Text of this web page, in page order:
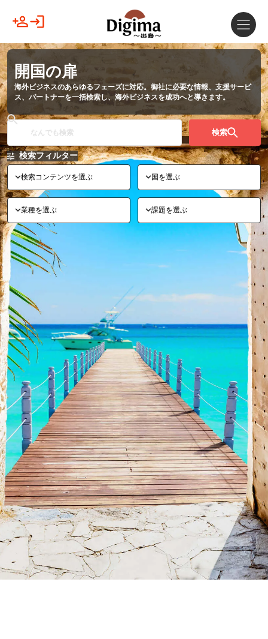
開国の扉
海外ビジネスのあらゆるフェーズに対応。御社に必要な情報、支援サービ
ス、パートナーを一括検索し、海外ビジネスを成功へと導きます。
検索
検索フィルター
検索コンテンツを選ぶ 国を選ぶ
業種を選ぶ 課題を選ぶ
海外ビジネスノウハウ記事 海外進
新着の優良サポート企業
対応国 130カ国 サポート企業 5,000社 登録会員 26,000社
海外ビジネス情報を
読む
海外進出サポート企業を
探す